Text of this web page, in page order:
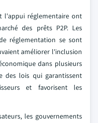
l'appui réglementaire ont
des prêts P2P. Les
réglementation se sont
améliorer l'inclusion
dans plusieurs
des lois qui garantissent
et favorisent les
les gouvernements